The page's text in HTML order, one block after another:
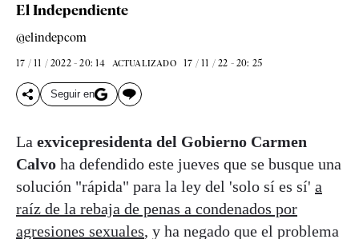
El Independiente
@elindepcom
17 / 11 / 2022 - 20: 14 ACTUALIZADO 17 / 11 / 22 - 20: 25
Seguir en
La exvicepresidenta del Gobierno Carmen
Calvo ha defendido este jueves que se busque una
solución "rápida" para la ley del 'solo sí es sí' a
raíz de la rebaja de penas a condenados por
agresiones sexuales, y ha negado que el problema